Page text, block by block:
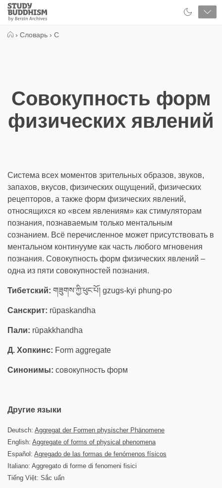
Close
Study
Buddhism
› Словарь › С
Совокупность форм
физических явлений
Система всех моментов зрительных образов, звуков,
запахов, вкусов, физических ощущений, физических
рецепторов, а также форм физических явлений,
относящихся ко «всем явлениям» как стимуляторам
познания, познаваемым только ментальным
сознанием. Всё перечисленное может присутствовать в
ментальном континууме как часть любого мгновения
познания. Совокупность форм физических явлений –
одна из пяти совокупностей познания.
Тибетский: གཟུགས་ཀྱི་ཕུང་པོ། gzugs-kyi phung-po
Санскрит: rūpaskandha
Пали: rūpakkhandha
Д. Хопкинс: Form aggregate
Синонимы: совокупность форм
Другие языки
Deutsch: Aggregat der Formen physischer Phänomene
English: Aggregate of forms of physical phenomena
Español: Agregado de las formas de fenómenos físicos
Italiano: Aggregato di forme di fenomeni fisici
Tiếng Việt: Sắc uẩn